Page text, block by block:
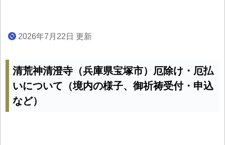
2026年7月22日 更新
清荒神清澄寺（兵庫県宝塚市）厄除け・厄払
いについて（境内の様子、御祈祷受付・申込
など）